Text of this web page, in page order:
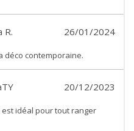
26/01/2024
R.
déco contemporaine.
20/12/2023
idéal pour tout ranger